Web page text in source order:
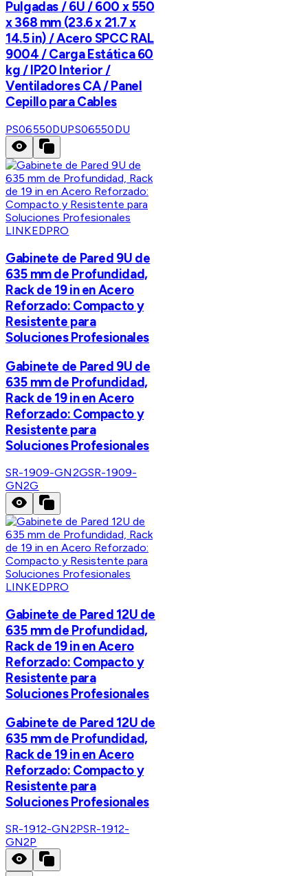
Pulgadas / 6U / 600 x 550
x 368 mm (23.6 x 21.7 x
14.5 in) / Acero SPCC RAL
9004 / Carga Estática 60
kg / IP20 Interior /
Ventiladores CA / Panel
Cepillo para Cables
PS06550DUPS06550DU
LINKEDPRO
Gabinete de Pared 9U de
635 mm de Profundidad,
Rack de 19 in en Acero
Reforzado: Compacto y
Resistente para
Soluciones Profesionales
Gabinete de Pared 9U de
635 mm de Profundidad,
Rack de 19 in en Acero
Reforzado: Compacto y
Resistente para
Soluciones Profesionales
SR-1909-GN2GSR-1909-
GN2G
LINKEDPRO
Gabinete de Pared 12U de
635 mm de Profundidad,
Rack de 19 in en Acero
Reforzado: Compacto y
Resistente para
Soluciones Profesionales
Gabinete de Pared 12U de
635 mm de Profundidad,
Rack de 19 in en Acero
Reforzado: Compacto y
Resistente para
Soluciones Profesionales
SR-1912-GN2PSR-1912-
GN2P